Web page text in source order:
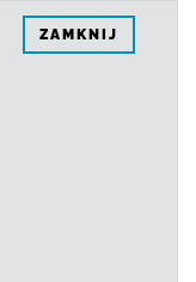
ZAMKNIJ